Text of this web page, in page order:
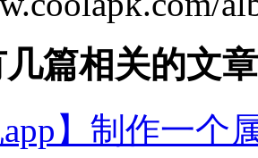
篇相关的文
app】制作一个